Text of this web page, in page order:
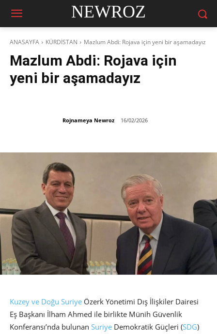
NEWROZ
ANASAYFA KÜRDİSTAN Mazlum Abdi: Rojava için yeni bir aşamadayız
Mazlum Abdi: Rojava için
yeni bir aşamadayız
Rojnameya Newroz 16/02/2026
Kuzey ve Doğu Suriye Özerk Yönetimi Dış İlişkiler Dairesi
Eş Başkanı İlham Ahmed ile birlikte Münih Güvenlik
Konferansı’nda bulunan Suriye Demokratik Güçleri (SDG)